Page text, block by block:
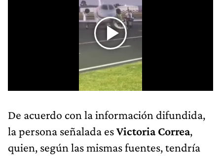
De acuerdo con la información difundida,
la persona señalada esVictoria Correa,
quien, según las mismas fuentes, tendría